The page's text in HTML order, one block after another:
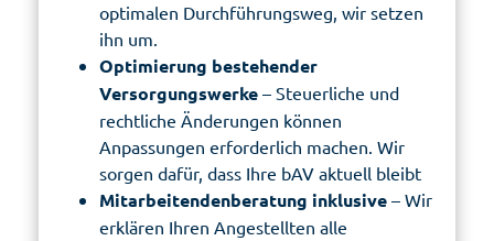
optimalen Durchführungsweg, wir setzen
ihn um.
Optimierung bestehender
Versorgungswerke – Steuerliche und
rechtliche Änderungen können
Anpassungen erforderlich machen. Wir
sorgen dafür, dass Ihre bAV aktuell bleibt
Mitarbeitendenberatung inklusive – Wir
erklären Ihren Angestellten alle